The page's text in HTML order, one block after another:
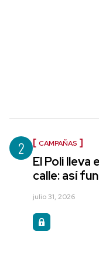
2 CAMPAÑAS
El Poli lleva
calle: así
julio 31, 2026